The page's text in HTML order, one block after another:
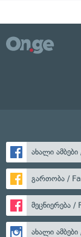
ახალი
გართობა /
მეცნიერება /
ახალი